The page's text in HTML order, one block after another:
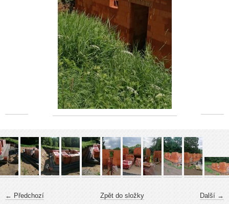
← Předchozí Další →
Zpět do složky